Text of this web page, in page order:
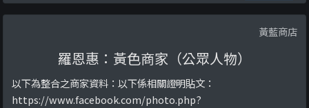
873968226/
黃藍商店
羅恩惠：黃色商家（公眾人物）
以下為整合之商家資料：以下係相關證明貼文：
https://www.facebook.com/photo.php?